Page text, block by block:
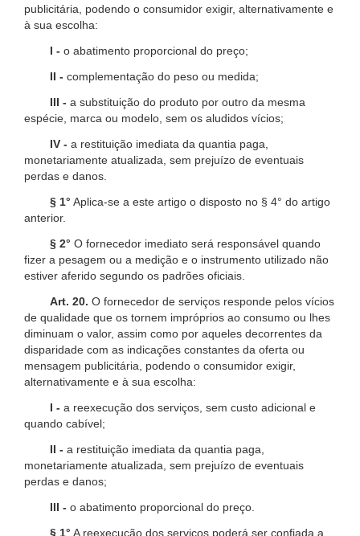
publicitária, podendo o consumidor exigir, alternativamente e
à sua escolha:
I - o abatimento proporcional do preço;
II - complementação do peso ou medida;
III - a substituição do produto por outro da mesma
espécie, marca ou modelo, sem os aludidos vícios;
IV - a restituição imediata da quantia paga,
monetariamente atualizada, sem prejuízo de eventuais
perdas e danos.
§ 1° Aplica-se a este artigo o disposto no § 4° do artigo
anterior.
§ 2° O fornecedor imediato será responsável quando
fizer a pesagem ou a medição e o instrumento utilizado não
estiver aferido segundo os padrões oficiais.
Art. 20. O fornecedor de serviços responde pelos vícios
de qualidade que os tornem impróprios ao consumo ou lhes
diminuam o valor, assim como por aqueles decorrentes da
disparidade com as indicações constantes da oferta ou
mensagem publicitária, podendo o consumidor exigir,
alternativamente e à sua escolha:
I - a reexecução dos serviços, sem custo adicional e
quando cabível;
II - a restituição imediata da quantia paga,
monetariamente atualizada, sem prejuízo de eventuais
perdas e danos;
III - o abatimento proporcional do preço.
§ 1° A reexecução dos serviços poderá ser confiada a